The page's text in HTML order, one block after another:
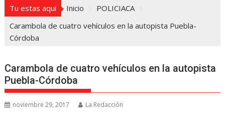
Tu estas aquí Inicio
POLICIACA
Carambola de cuatro vehículos en la autopista Puebla-
Córdoba
Carambola de cuatro vehículos en la autopista
Puebla-Córdoba
noviembre 29, 2017 La Redacción